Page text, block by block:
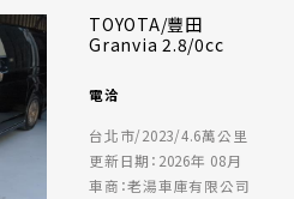
TOYOTA/豐田
Granvia 2.8/0cc
電洽
台北市/2023/4.6萬公里
更新日期：2026年 08月
車商：老湯車庫有限公司